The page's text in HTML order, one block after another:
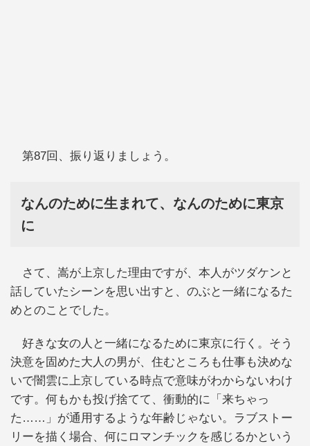
第87回、振り返りましょう。
なんのために生まれて、なんのために東京
に
さて、嵩が上京した理由ですが、本人がツダケンと
話していたシーンを思い出すと、のぶと一緒になるた
めとのことでした。
好きな女の人と一緒になるために東京に行く。そう
決意を固めた大人の男が、住むところも仕事も決めな
いで闇雲に上京している時点で意味がわからないわけ
です。何もかも投げ捨てて、衝動的に「来ちゃっ
た……」が通用するような年齢じゃない。ラブストー
リーを描く場合、何にロマンチックを感じるかという